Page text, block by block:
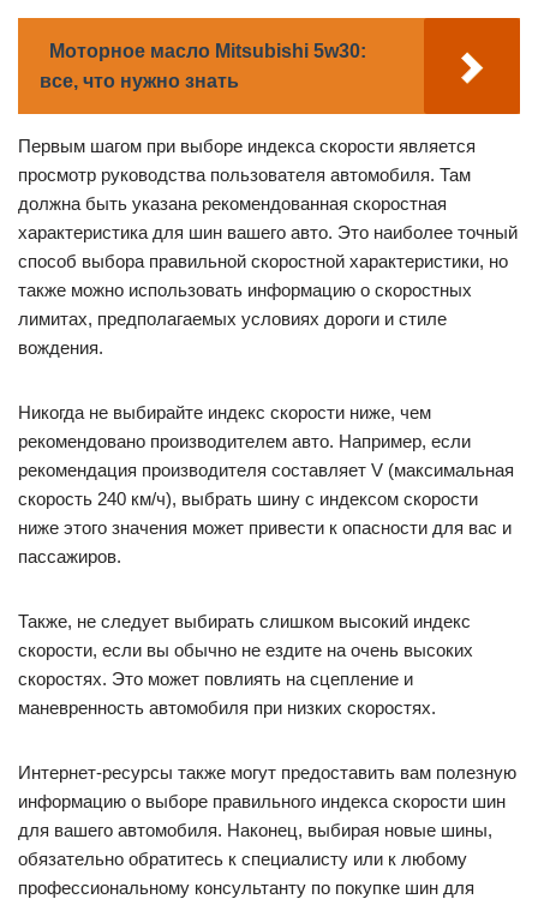
Моторное масло Mitsubishi 5w30:
все, что нужно знать
Первым шагом при выборе индекса скорости является
просмотр руководства пользователя автомобиля. Там
должна быть указана рекомендованная скоростная
характеристика для шин вашего авто. Это наиболее точный
способ выбора правильной скоростной характеристики, но
также можно использовать информацию о скоростных
лимитах, предполагаемых условиях дороги и стиле
вождения.
Никогда не выбирайте индекс скорости ниже, чем
рекомендовано производителем авто. Например, если
рекомендация производителя составляет V (максимальная
скорость 240 км/ч), выбрать шину с индексом скорости
ниже этого значения может привести к опасности для вас и
пассажиров.
Также, не следует выбирать слишком высокий индекс
скорости, если вы обычно не ездите на очень высоких
скоростях. Это может повлиять на сцепление и
маневренность автомобиля при низких скоростях.
Интернет-ресурсы также могут предоставить вам полезную
информацию о выборе правильного индекса скорости шин
для вашего автомобиля. Наконец, выбирая новые шины,
обязательно обратитесь к специалисту или к любому
профессиональному консультанту по покупке шин для